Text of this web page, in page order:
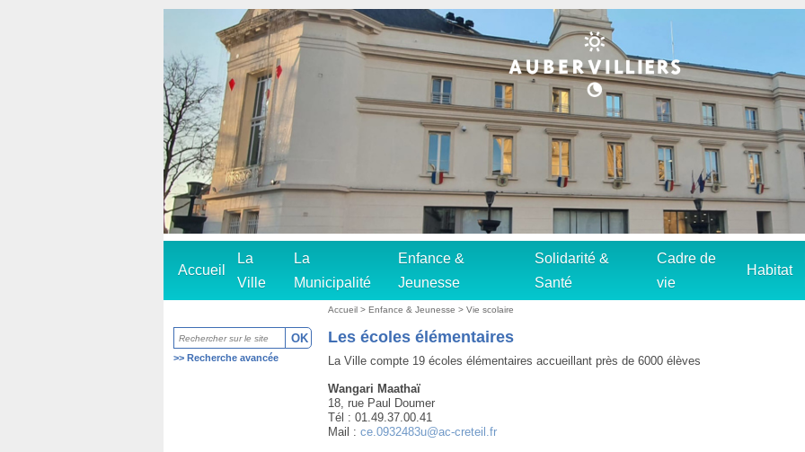
Accueil
La
Ville
La
Municipalité
Enfance &
Jeunesse
Solidarité &
Santé
Cadre de
vie
Habitat
>> Recherche avancée
Accueil >Enfance & Jeunesse>Vie scolaire
Les écoles élémentaires
La Ville compte 19 écoles élémentaires accueillant près de 6000 élèves
Wangari Maathaï
18, rue Paul Doumer
Tél : 01.49.37.00.41
Mail :ce.0932483u@ac-creteil.fr